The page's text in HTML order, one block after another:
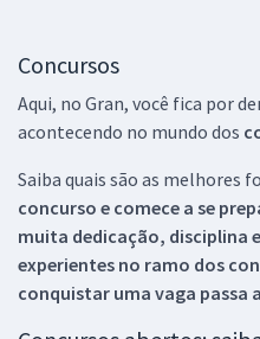
Concursos
Aqui, no Gran, você fica por
acontecendo no mundo dos
Saiba quais são as melhores
concurso e comece a se
muita dedicação, disciplina
experientes no ramo dos
conquistar uma vaga passa